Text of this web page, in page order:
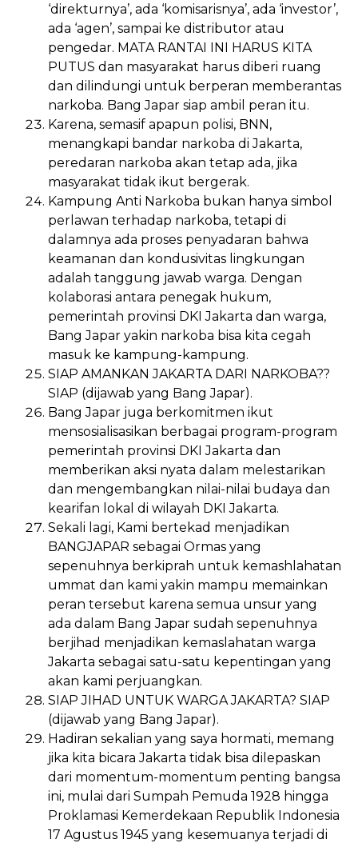
‘direkturnya’, ada ‘komisarisnya’, ada ‘investor’,
ada ‘agen’, sampai ke distributor atau
pengedar. MATA RANTAI INI HARUS KITA
PUTUS dan masyarakat harus diberi ruang
dan dilindungi untuk berperan memberantas
narkoba. Bang Japar siap ambil peran itu.
Karena, semasif apapun polisi, BNN,
menangkapi bandar narkoba di Jakarta,
peredaran narkoba akan tetap ada, jika
masyarakat tidak ikut bergerak.
Kampung Anti Narkoba bukan hanya simbol
perlawan terhadap narkoba, tetapi di
dalamnya ada proses penyadaran bahwa
keamanan dan kondusivitas lingkungan
adalah tanggung jawab warga. Dengan
kolaborasi antara penegak hukum,
pemerintah provinsi DKI Jakarta dan warga,
Bang Japar yakin narkoba bisa kita cegah
masuk ke kampung-kampung.
SIAP AMANKAN JAKARTA DARI NARKOBA??
SIAP (dijawab yang Bang Japar).
Bang Japar juga berkomitmen ikut
mensosialisasikan berbagai program-program
pemerintah provinsi DKI Jakarta dan
memberikan aksi nyata dalam melestarikan
dan mengembangkan nilai-nilai budaya dan
kearifan lokal di wilayah DKI Jakarta.
Sekali lagi, Kami bertekad menjadikan
BANGJAPAR sebagai Ormas yang
sepenuhnya berkiprah untuk kemashlahatan
ummat dan kami yakin mampu memainkan
peran tersebut karena semua unsur yang
ada dalam Bang Japar sudah sepenuhnya
berjihad menjadikan kemaslahatan warga
Jakarta sebagai satu-satu kepentingan yang
akan kami perjuangkan.
SIAP JIHAD UNTUK WARGA JAKARTA? SIAP
(dijawab yang Bang Japar).
Hadiran sekalian yang saya hormati, memang
jika kita bicara Jakarta tidak bisa dilepaskan
dari momentum-momentum penting bangsa
ini, mulai dari Sumpah Pemuda 1928 hingga
Proklamasi Kemerdekaan Republik Indonesia
17 Agustus 1945 yang kesemuanya terjadi di